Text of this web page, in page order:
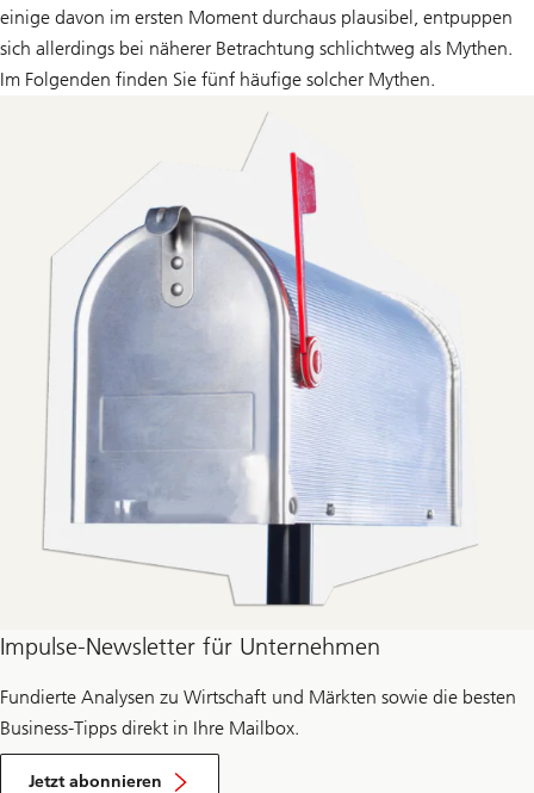
einige davon im ersten Moment durchaus plausibel, entpuppen
sich allerdings bei näherer Betrachtung schlichtweg als Mythen.
Im Folgenden finden Sie fünf häufige solcher Mythen.
Impulse-Newsletter für Unternehmen
Fundierte Analysen zu Wirtschaft und Märkten sowie die besten
Business-Tipps direkt in Ihre Mailbox.
Jetzt abonnieren
für
den